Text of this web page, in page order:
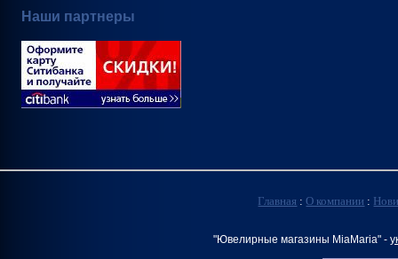
Наши партнеры
Главная :О компании :
"Ювелирные магазины MiaMaria" -